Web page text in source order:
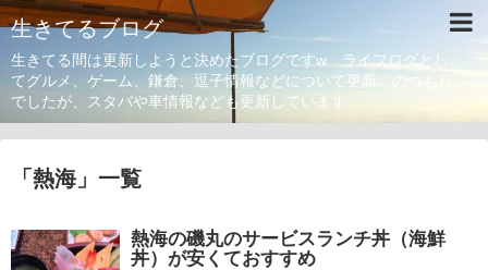
生きてるブログ
生きてる間は更新しようと決めたブログですw ライフログとし
てグルメ、ゲーム、鎌倉、逗子情報などについて更新。のつもり
でしたが、スタバや車情報なども更新しています。
「 熱海」 一覧
熱海の磯丸のサービスランチ丼（海鮮
丼）が安くておすすめ